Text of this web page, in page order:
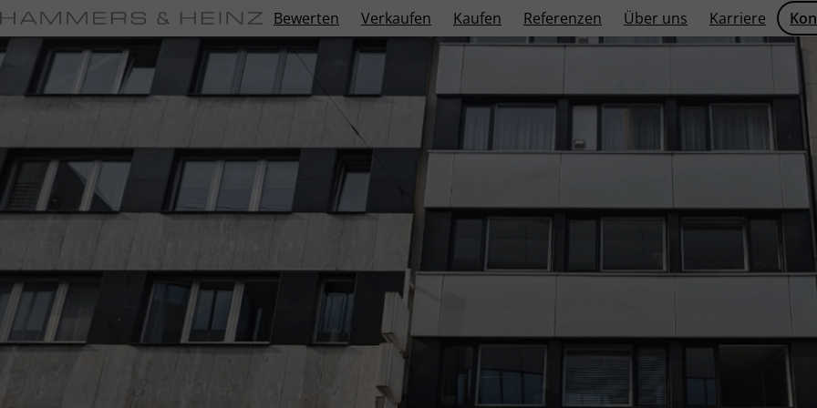
Bewerten Verkaufen Kaufen Referenzen Über uns Karriere